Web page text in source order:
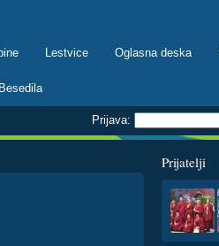
Lestvice Oglasna deska
Besedila
Prijava:
Prijatelji